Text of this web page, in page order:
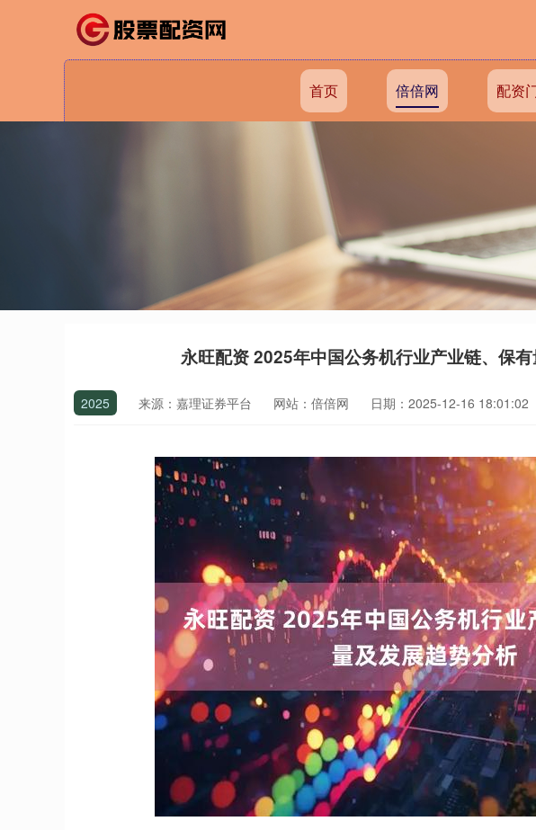
首页 倍倍网 配资
永旺配资 2025年中国公务机行业产业链、保
2025 来源：嘉理证券平台 网站：倍倍网 日期：2025-12-16 18:01:02